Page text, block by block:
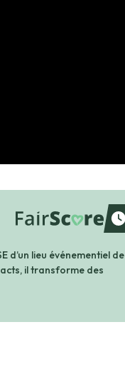
waiting
d’un lieu événementiel de
il transforme des